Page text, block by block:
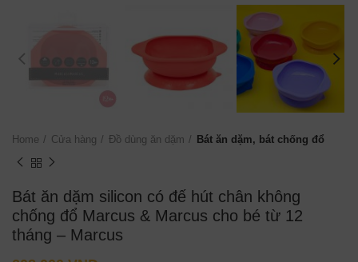
Home Cửa hàng Đồ dùng ăn dặm Bát ăn dặm, bát chống đổ
Bát ăn dặm silicon có đế hút chân không
chống đổ Marcus & Marcus cho bé từ 12
tháng – Marcus